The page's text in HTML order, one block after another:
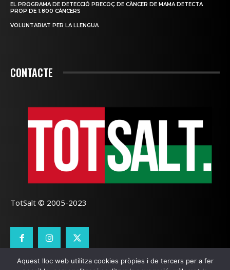
EL PROGRAMA DE DETECCIÓ PRECOÇ DE CÀNCER DE MAMA DETECTA
PROP DE 1.800 CÀNCERS
VOLUNTARIAT PER LA LLENGUA
CONTACTE
TotSalt © 2005-2023
Aquest lloc web utilitza cookies pròpies i de tercers per a fer